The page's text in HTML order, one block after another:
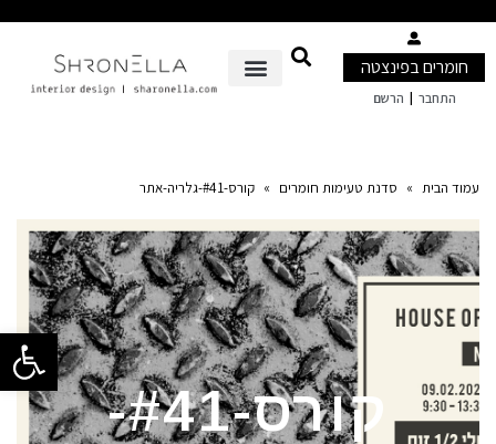
פתח
חומרים בפינצטה
התחבר | הרשם
עמוד הבית » סדנת טעימות חומרים » קורס-#41-גלריה-אתר
קורס-#41-